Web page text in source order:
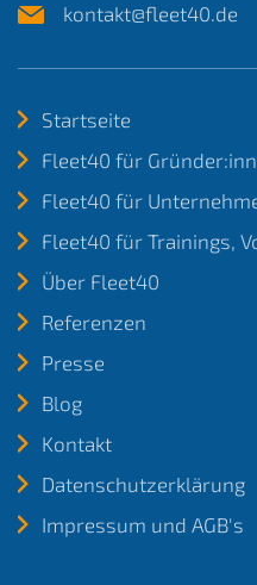
kontakt@fleet40.de
Startseite
Fleet40 für
Fleet40 für
Fleet40 für Trainings,
Über Fleet40
Referenzen
Presse
Blog
Kontakt
Datenschutzerklärung
Impressum und AGB's